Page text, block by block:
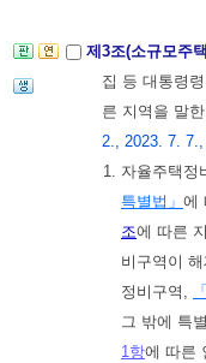
제3조(소규모주
집 등 대통령
른 지역을 말
2., 2023. 7.
1. 자율주택정
특별법」 에
조에 따른
비구역이
정비구역,
그 밖에 특
1항에 따른